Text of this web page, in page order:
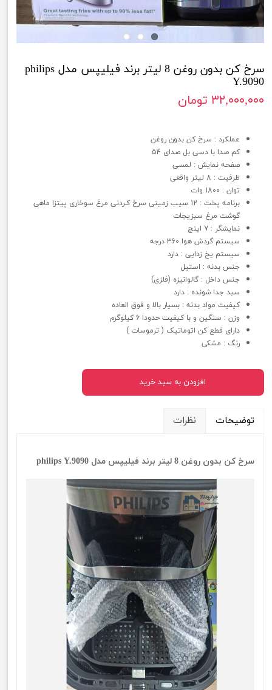
سرخ کن بدون روغن 8 لیتر برند فیلیپس مدل philips
Y.9090
۳۲,۰۰۰,۰۰۰ تومان
عملکرد : سرخ کن بدون روغن
كم صدا با دسی بل صدای 54
صفحه نمایش : لمسی
ظرفیت : 8 لیتر واقعی
توان : 1800 وات
برنامه پخت : 12 سیب زمینی سرخ کـردنی مرغ سوخاری پیتزا ماهی
گوشت مرغ سبزیجات
نمایشگر : 7 اینچ
سیستم گردش هوا 360 درجه
سیستم یخ زدایی : دارد
جنس بدنه : استیل
جنس داخل : گالوانیزه (فلزی)
سبد جدا شونده : دارد
کیفیت مواد بدنه : بسیار بالا و فوق العاده
وزن : سنگین و با کیفیت حدودا 6 کیلوگرم
دارای قطع کن اتوماتیک ( ترموسات )
رنگ : مشکی
افزودن به سبد خرید
توضیحات نظرات
سرخ کن بدون روغن 8 لیتر برند فیلیپس مدل philips Y.9090